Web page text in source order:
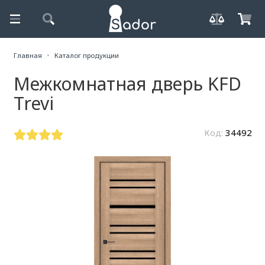
Главная Каталог продукции
Межкомнатная дверь KFD
Trevi
Код: 34492